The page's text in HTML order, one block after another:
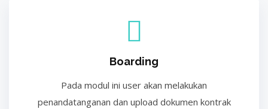
Boarding
Pada modul ini user akan melakukan
penandatanganan dan upload dokumen kontrak